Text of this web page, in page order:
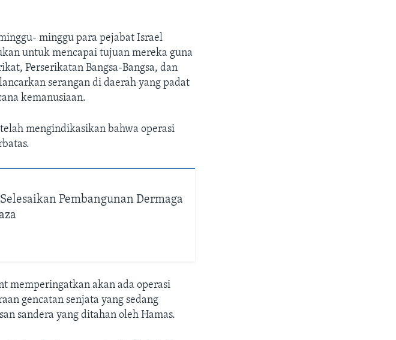
minggu para pejabat Israel
untuk mencapai tujuan mereka guna
Perserikatan Bangsa-Bangsa, dan
serangan di daerah yang padat
kemanusiaan.
mengindikasikan bahwa operasi
Pembangunan Dermaga
memperingatkan akan ada operasi
gencatan senjata yang sedang
sandera yang ditahan oleh Hamas.